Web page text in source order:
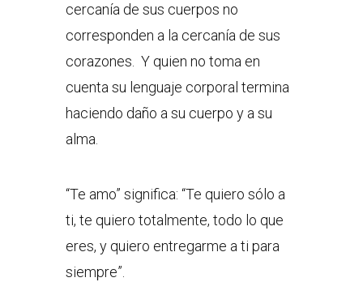
cercanía de sus cuerpos no
corresponden a la cercanía de sus
corazones. Y quien no toma en
cuenta su lenguaje corporal termina
haciendo daño a su cuerpo y a su
alma.
“Te amo” significa: “Te quiero sólo a
ti, te quiero totalmente, todo lo que
eres, y quiero entregarme a ti para
siempre”.